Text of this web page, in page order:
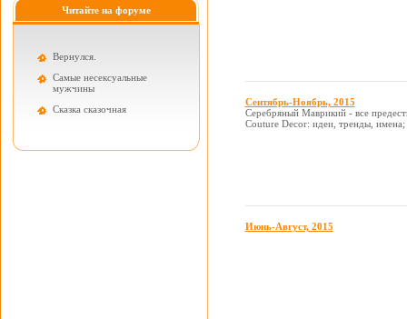
Читайте на форуме
Вернулся.
Самые несексуальные
мужчины
Cказка сказочная
Сентябрь-Ноябрь, 2015
Серебряный Маврикий - все
Couture Decor: идеи, тренды, имена;
Июнь-Август, 2015